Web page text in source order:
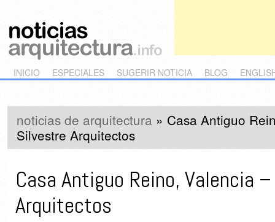
Main menu
Skip to primary content
Skip to secondary content
INICIO ESPECIALES SUGERIR NOTICIA BLOG
noticias de arquitectura » Casa Antiguo
Silvestre Arquitectos
Casa Antiguo Reino, Valencia
Arquitectos